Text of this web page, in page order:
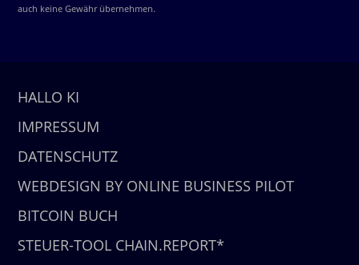
auch keine Gewähr übernehmen.
HALLO KI
IMPRESSUM
DATENSCHUTZ
WEBDESIGN BY ONLINE BUSINESS PILOT
BITCOIN BUCH
STEUER-TOOL CHAIN.REPORT*